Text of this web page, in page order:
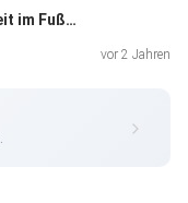
#17 Geschlechtergerechtigkeit im Fußball - im Gespräch mit Julia Möhn (Geschäftsführerin Fußball kann mehr gGmbH)
vor 2 Jahren